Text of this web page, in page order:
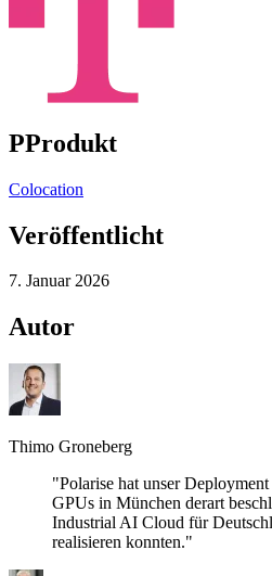
PProdukt
Colocation
Veröffentlicht
7. Januar 2026
Autor
Thimo Groneberg
"Polarise hat unser
GPUs in München derart
Industrial AI Cloud für
realisieren konnten."